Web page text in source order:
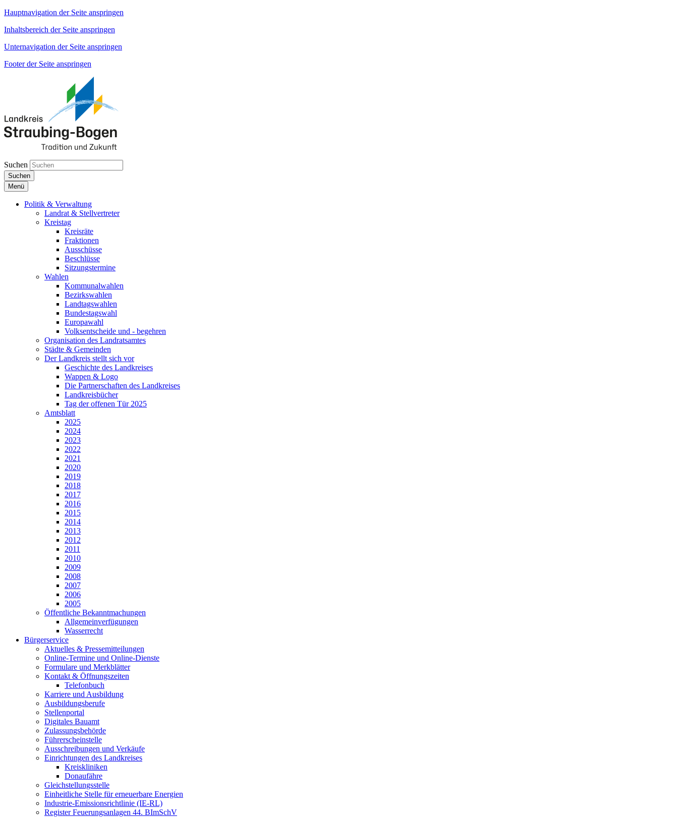
Hauptnavigation der Seite anspringen
Inhaltsbereich der Seite anspringen
Unternavigation der Seite anspringen
Footer der Seite anspringen
Suchen
Suchen
Menü
Politik & Verwaltung
Landrat & Stellvertreter
Kreistag
Kreisräte
Fraktionen
Ausschüsse
Beschlüsse
Sitzungstermine
Wahlen
Kommunalwahlen
Bezirkswahlen
Landtagswahlen
Bundestagswahl
Europawahl
Volksentscheide und - begehren
Organisation des Landratsamtes
Städte & Gemeinden
Der Landkreis stellt sich vor
Geschichte des Landkreises
Wappen & Logo
Die Partnerschaften des Landkreises
Landkreisbücher
Tag der offenen Tür 2025
Amtsblatt
2025
2024
2023
2022
2021
2020
2019
2018
2017
2016
2015
2014
2013
2012
2011
2010
2009
2008
2007
2006
2005
Öffentliche Bekanntmachungen
Allgemeinverfügungen
Wasserrecht
Bürgerservice
Aktuelles & Pressemitteilungen
Online-Termine und Online-Dienste
Formulare und Merkblätter
Kontakt & Öffnungszeiten
Telefonbuch
Karriere und Ausbildung
Ausbildungsberufe
Stellenportal
Digitales Bauamt
Zulassungsbehörde
Führerscheinstelle
Ausschreibungen und Verkäufe
Einrichtungen des Landkreises
Kreiskliniken
Donaufähre
Gleichstellungsstelle
Einheitliche Stelle für erneuerbare Energien
Industrie-Emissionsrichtlinie (IE-RL)
Register Feuerungsanlagen 44. BImSchV